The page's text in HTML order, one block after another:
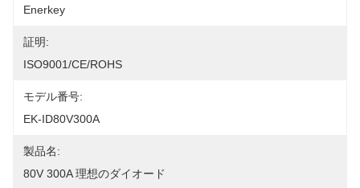
Enerkey
証明:
ISO9001/CE/ROHS
モデル番号:
EK-ID80V300A
製品名:
80V 300A 理想のダイオード